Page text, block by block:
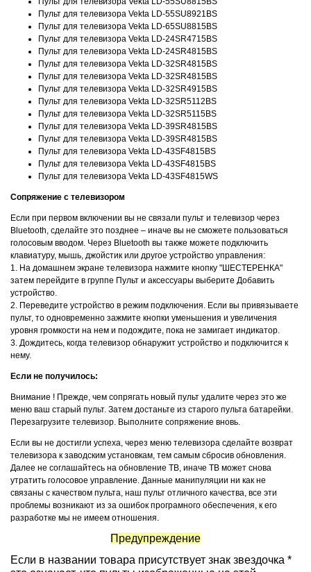
Пульт для телевизора Vekta LD-55SU8921BS
Пульт для телевизора Vekta LD-65SU8815BS
Пульт для телевизора Vekta LD-24SR4715BS
Пульт для телевизора Vekta LD-24SR4815BS
Пульт для телевизора Vekta LD-32SR4815BS
Пульт для телевизора Vekta LD-32SR4815BS
Пульт для телевизора Vekta LD-32SR4915BS
Пульт для телевизора Vekta LD-32SR5112BS
Пульт для телевизора Vekta LD-32SR5115BS
Пульт для телевизора Vekta LD-39SR4815BS
Пульт для телевизора Vekta LD-39SR4815BS
Пульт для телевизора Vekta LD-43SF4815BS
Пульт для телевизора Vekta LD-43SF4815BS
Пульт для телевизора Vekta LD-43SF4815WS
Сопряжение с телевизором
Если при первом включении вы не связали пульт и телевизор через
Bluetooth, сделайте это позднее – иначе вы не сможете пользоваться
голосовым вводом. Через Bluetooth вы также можете подключить
клавиатуру, мышь, джойстик или другое устройство управления:
1. На домашнем экране телевизора нажмите кнопку "ШЕСТЕРЕНКА"
затем перейдите в группе Пульт и аксессуары выберите Добавить
устройство.
2. Переведите устройство в режим подключения. Если вы привязываете
пульт, то одновременно зажмите кнопки уменьшения и увеличения
уровня громкости на нем и подождите, пока не замигает индикатор.
3. Дождитесь, когда телевизор обнаружит устройство и подключится к
нему.
Если не получилось:
Внимание ! Прежде, чем сопрягать новый пульт удалите через это же
меню ваш старый пульт. Затем достаньте из старого пульта батарейки.
Перезагрузите телевизор. Выполните сопряжение вновь.
Если вы не достигли успеха, через меню телевизора сделайте возврат
телевизора к заводским установкам, тем самым сбросив обновления.
Далее не соглашайтесь на обновление ТВ, иначе ТВ может снова
утратить голосовое управление. Данные манипуляции ни как не
связаны с качеством пульта, наш пульт отличного качества, все эти
проблемы возникают из за ошибок програмного обеспечения, к его
разработке мы не имеем отношения.
Предупреждение
Если в названии товара присутствует знак звездочка *